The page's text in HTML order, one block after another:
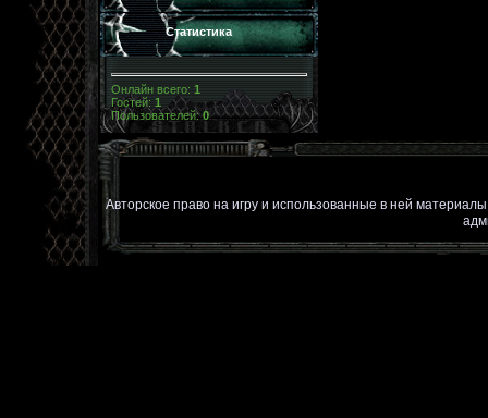
Статистика
Онлайн всего: 1
Гостей: 1
Пользователей:0
Авторское право на игру и использованные в ней